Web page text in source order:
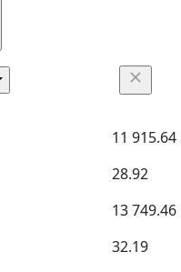
11 915.64
28.92
13 749.46
32.19